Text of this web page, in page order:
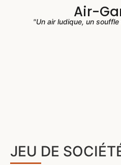
Air-
"Un air ludique, un
JEU DE